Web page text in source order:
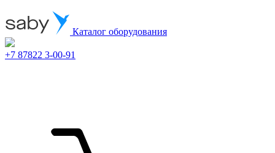
Каталог оборудования
+7 87822 3-00-91